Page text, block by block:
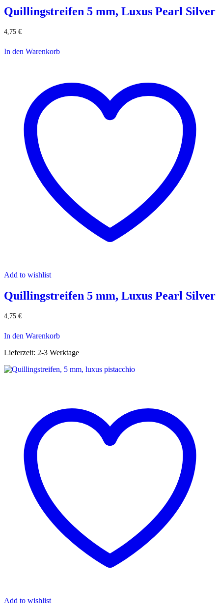
Quillingstreifen 5 mm, Luxus Pearl Silver
4,75 €
In den Warenkorb
Add to wishlist
Quillingstreifen 5 mm, Luxus Pearl Silver
4,75 €
In den Warenkorb
Lieferzeit: 2-3 Werktage
Add to wishlist